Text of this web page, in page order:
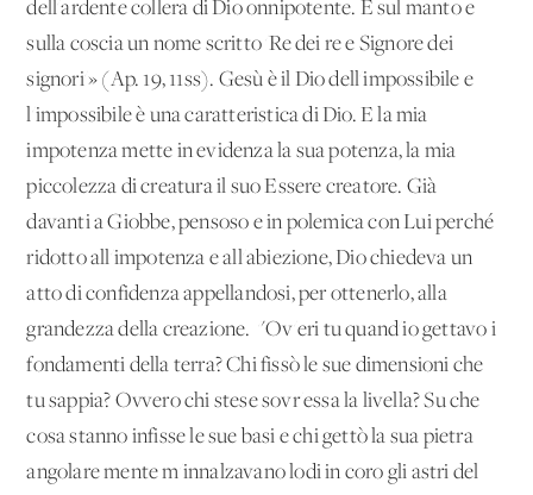
dell'ardente collera di Dio onnipotente. E sul manto e
sulla coscia un nome scritto 'Re dei re e Signore dei
signori'» (Ap. 19, 11ss). Gesù è il Dio dell'impossibile e
l'impossibile è una caratteristica di Dio. E la mia
impotenza mette in evidenza la sua potenza, la mia
piccolezza di creatura il suo Essere creatore. Già
davanti a Giobbe, pensoso e in polemica con Lui perché
ridotto all'impotenza e all'abiezione, Dio chiedeva un
atto di confidenza appellandosi, per ottenerlo, alla
grandezza della creazione. "Ov'eri tu quand'io gettavo i
fondamenti della terra? Chi fissò le sue dimensioni che
tu sappia? Ovvero chi stese sovr'essa la livella? Su che
cosa stanno infisse le sue basi e chi gettò la sua pietra
angolare mente m'innalzavano lodi in coro gli astri del